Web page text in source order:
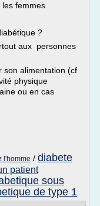
les femmes
?
aux personnes
son alimentation (cf
physique
ou en cas
l'homme / diabete
patient
sous
de type 1